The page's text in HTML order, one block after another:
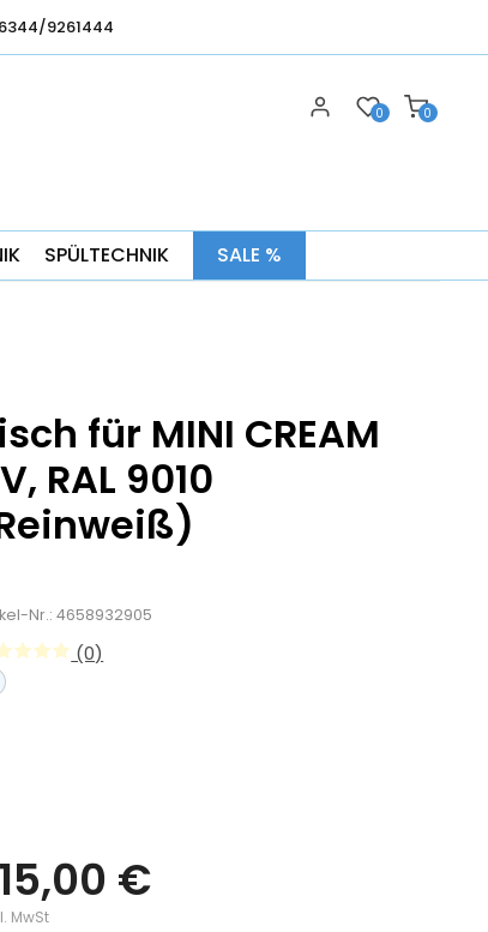
9261444
0
0
SPÜLTECHNIK SALE %
für MINI CREAM
RAL 9010
Nr.: 4658932905
(0)
€
MwSt